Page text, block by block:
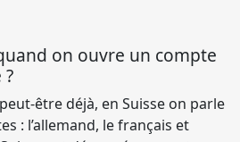
on ouvre un compte
être déjà, en Suisse on parle
: l’allemand, le français et